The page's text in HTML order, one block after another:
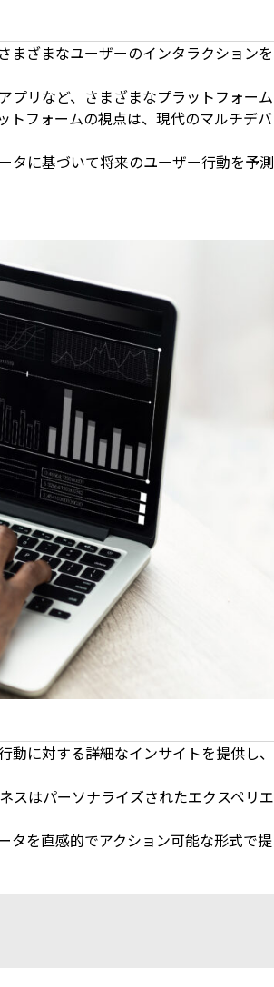
まざまなユーザーのインタラクションを
プリなど、さまざまなプラットフォーム
トフォームの視点は、現代のマルチデバ
タに基づいて将来のユーザー行動を予測
に対する詳細なインサイトを提供し、
スはパーソナライズされたエクスペリエ
タを直感的でアクション可能な形式で提